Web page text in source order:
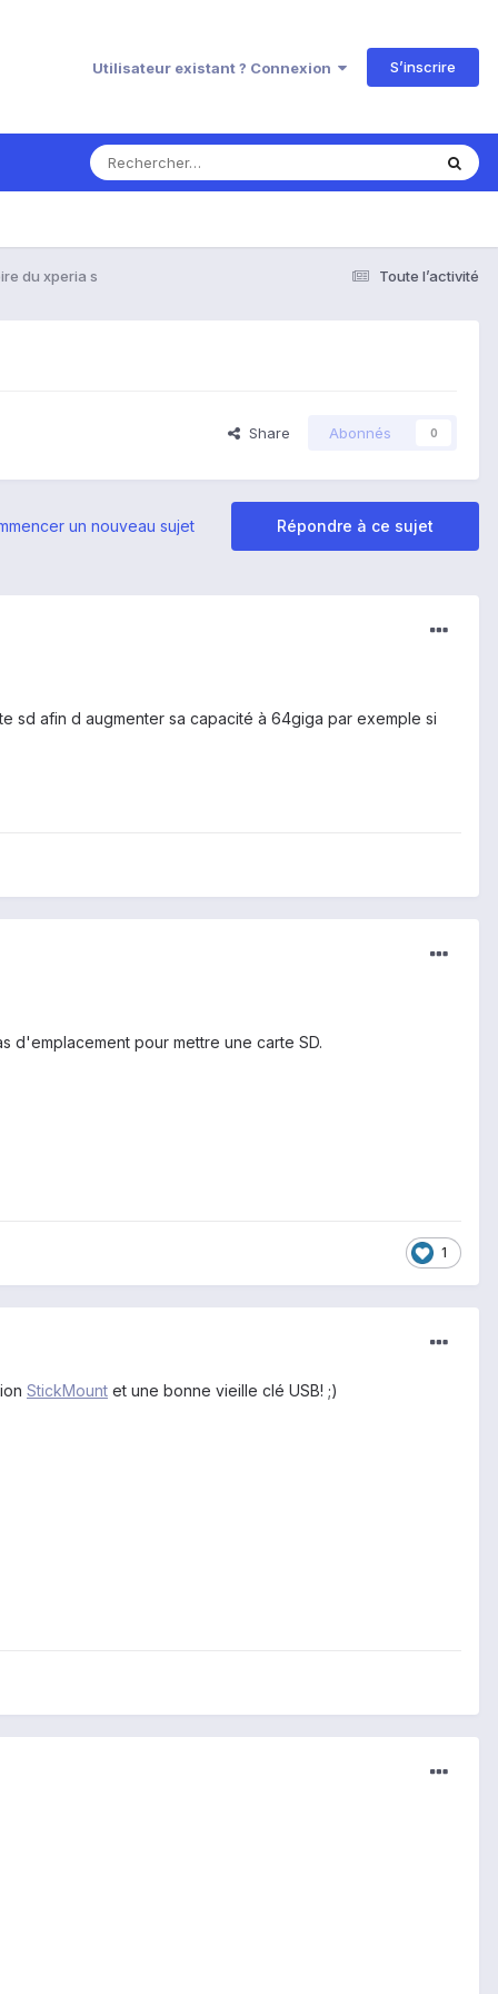
Utilisateur existant ? Connexion S’inscrire
Toute l’activité
du xperia s
Share Abonnés 0
Répondre à ce sujet
un nouveau sujet
sd afin d augmenter sa capacité à 64giga par exemple si
d'emplacement pour mettre une carte SD.
1
StickMount et une bonne vieille clé USB! ;)